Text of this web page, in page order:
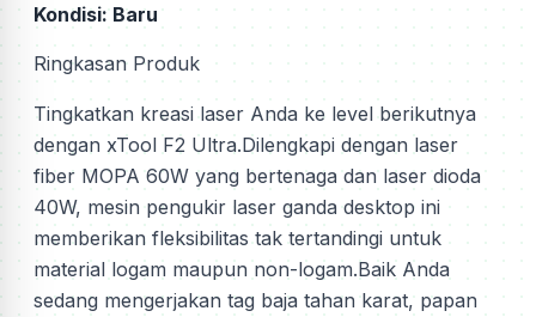
Kondisi: Baru
Ringkasan Produk
Tingkatkan kreasi laser Anda ke level berikutnya
dengan xTool F2 Ultra.Dilengkapi dengan laser
fiber MOPA 60W yang bertenaga dan laser dioda
40W, mesin pengukir laser ganda desktop ini
memberikan fleksibilitas tak tertandingi untuk
material logam maupun non-logam.Baik Anda
sedang mengerjakan tag baja tahan karat, papan